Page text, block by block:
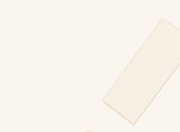
, ha
Si scontrò
non aveva
L'isola d'Elba, in
miniere e dalla